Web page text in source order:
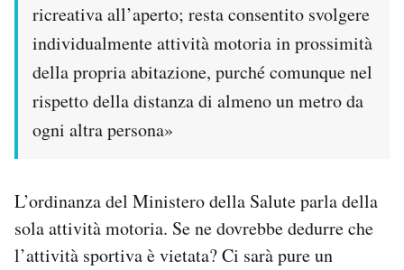
ricreativa all’aperto; resta consentito svolgere
individualmente attività motoria in prossimità
della propria abitazione, purché comunque nel
rispetto della distanza di almeno un metro da
ogni altra persona»
L’ordinanza del Ministero della Salute parla della
sola attività motoria. Se ne dovrebbe dedurre che
l’attività sportiva è vietata? Ci sarà pure un